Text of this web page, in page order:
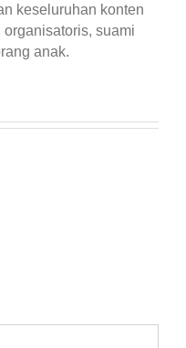
keseluruhan konten
organisatoris, suami
anak.